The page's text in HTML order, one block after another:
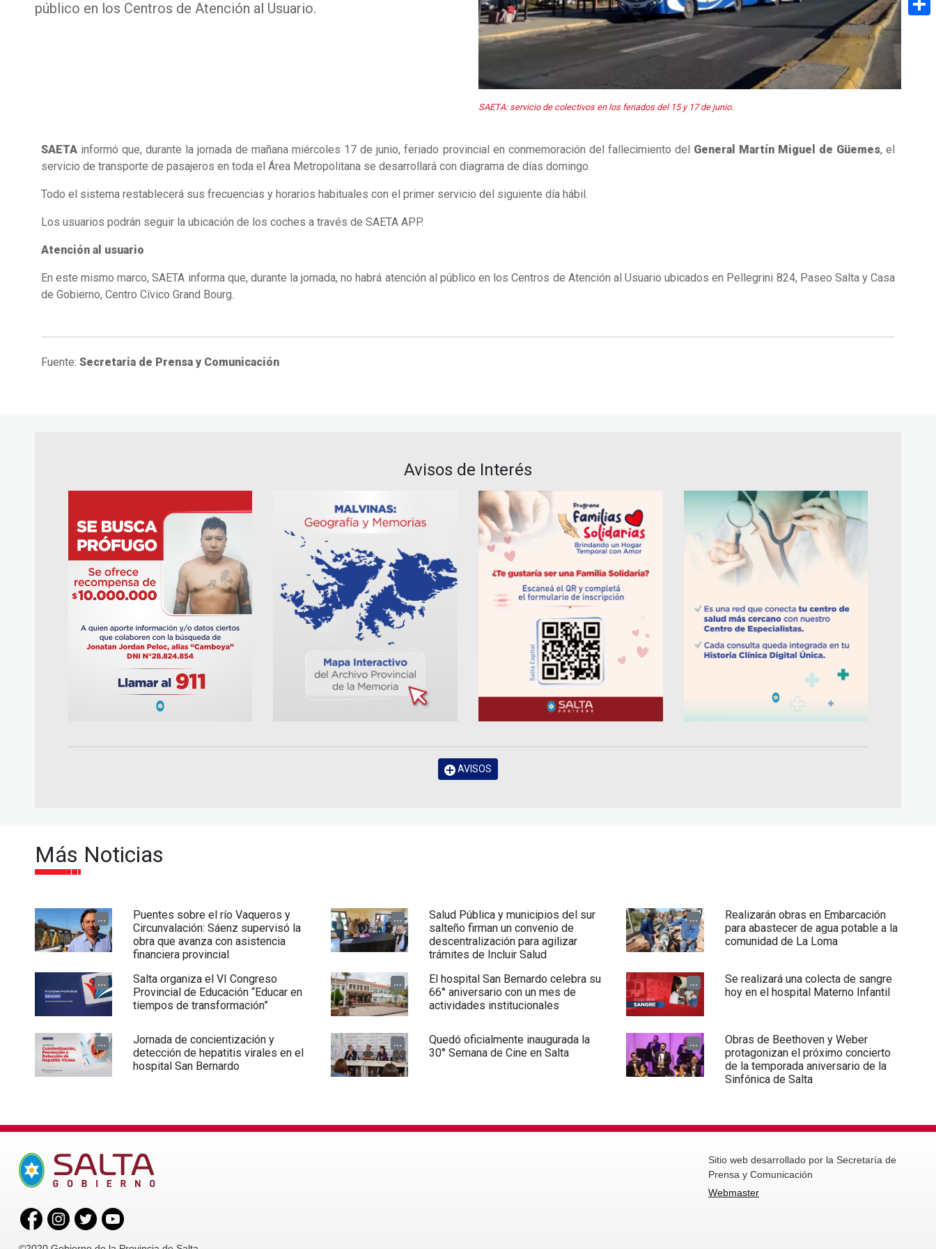
público en los Centros de Atención al Usuario.
SAETA: servicio de colectivos en los feriados del 15 y 17 de junio.
SAETAinformó que, durante la jornada de mañana miércoles 17 de junio, feriado provincial en conmemoración del fallecimiento del General Martín Miguel de Güemes, el
servicio de transporte de pasajeros en toda el Área Metropolitana se desarrollará con diagrama de días domingo.
Todo el sistema restablecerá sus frecuencias y horarios habituales con el primer servicio del siguiente día hábil.
Los usuarios podrán seguir la ubicación de los coches a través de SAETA APP.
Atención al usuario
En este mismo marco, SAETA informa que, durante la jornada, no habrá atención al público en los Centros de Atención al Usuario ubicados en Pellegrini 824, Paseo Salta y Casa
de Gobierno, Centro Cívico Grand Bourg.
Fuente: Secretaria de Prensa y Comunicación
Avisos de Interés
AVISOS
Más Noticias
...
Puentes sobre el río Vaqueros y
Circunvalación: Sáenz supervisó la
obra que avanza con asistencia
financiera provincial
...
Salud Pública y municipios del sur
salteño firman un convenio de
descentralización para agilizar
trámites de Incluir Salud
...
Realizarán obras en Embarcación
para abastecer de agua potable a la
comunidad de La Loma
...
Salta organiza el VI Congreso
Provincial de Educación “Educar en
tiempos de transformación”
...
El hospital San Bernardo celebra su
66° aniversario con un mes de
actividades institucionales
...
Se realizará una colecta de sangre
hoy en el hospital Materno Infantil
...
Jornada de concientización y
detección de hepatitis virales en el
hospital San Bernardo
...
Quedó oficialmente inaugurada la
30° Semana de Cine en Salta
...
Obras de Beethoven y Weber
protagonizan el próximo concierto
de la temporada aniversario de la
Sinfónica de Salta
Sitio web desarrollado por la Secretaría de
Prensa y Comunicación
Webmaster